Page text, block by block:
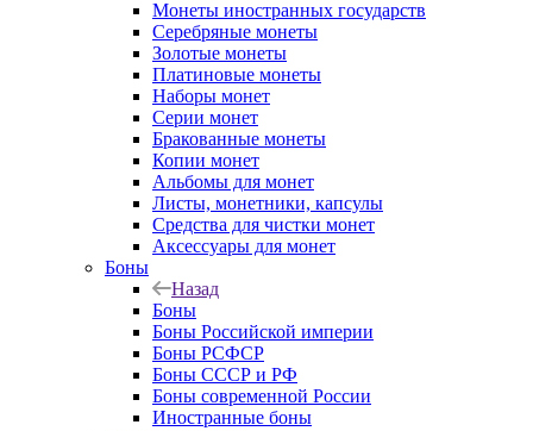
Монеты иностранных государств
Серебряные монеты
Золотые монеты
Платиновые монеты
Наборы монет
Серии монет
Бракованные монеты
Копии монет
Альбомы для монет
Листы, монетники, капсулы
Средства для чистки монет
Аксессуары для монет
Боны
Назад
Боны
Боны Российской империи
Боны РСФСР
Боны СССР и РФ
Боны современной России
Иностранные боны